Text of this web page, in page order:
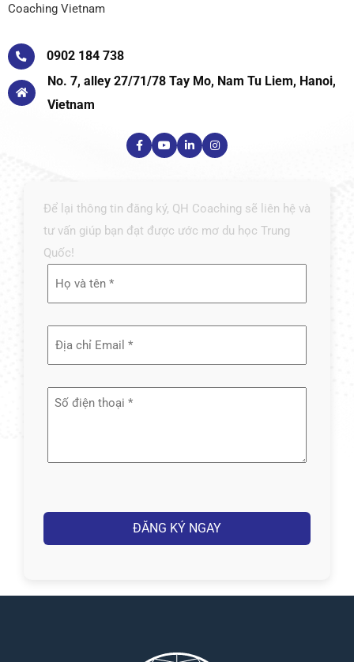
Coaching Vietnam
0902 184 738
No. 7, alley 27/71/78 Tay Mo, Nam Tu Liem, Hanoi,
Vietnam
Để lại thông tin đăng ký, QH Coaching sẽ liên hệ và
tư vấn giúp bạn đạt được ước mơ du học Trung
Quốc!
(Required)
(Required)
Số